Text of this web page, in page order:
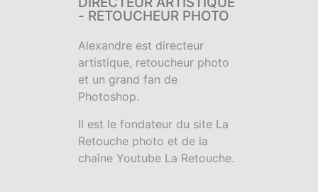
- RETOUCHEUR PHOTO
Alexandre est directeur
artistique, retoucheur photo
et un grand fan de
Photoshop.
Il est le fondateur du site La
Retouche photo et de la
chaîne Youtube La Retouche.